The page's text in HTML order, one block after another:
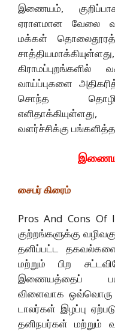
இணையம்,
ஏராளமான வேலை
மக்கள்
வாய்ப்புகளை
சொந்த
வளர்ச்சிக்கு
சைபர் கிரைம்
Pros And Cons
குற்றங்களுக்கு
தனிப்பட்ட தகவல்களை
மற்றும் பிற
இணையத்தைப்
விளைவாக
டாலர்கள் இழப்பு
தனிநபர்கள் மற்றும்